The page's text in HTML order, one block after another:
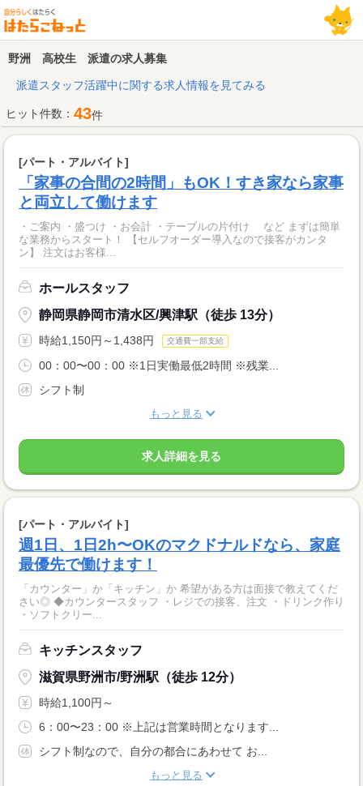
野洲 高校生 派遣の求人募集
派遣スタッフ活躍中に関する求人情報を見てみる
ヒット件数： 43件
[パート・アルバイト]
「家事の合間の2時間」もOK！すき家なら家事
と両立して働けます
・ご案内 ・盛つけ ・お会計 ・テーブルの片付け など まずは簡単
な業務からスタート！ 【セルフオーダー導入なので接客がカンタ
ン】 注文はお客様...
ホールスタッフ
静岡県静岡市清水区/興津駅（徒歩 13分）
時給1,150円～1,438円 交通費一部支給
00：00〜00：00 ※1日実働最低2時間 ※残業...
シフト制
もっと見る
求人詳細を見る
[パート・アルバイト]
週1日、1日2h〜OKのマクドナルドなら、家庭
最優先で働けます！
「カウンター」か「キッチン」か 希望がある方は面接で教えてくだ
さい◎ ◆カウンタースタッフ ・レジでの接客、注文 ・ドリンク作り
・ソフトクリー...
キッチンスタッフ
滋賀県野洲市/野洲駅（徒歩 12分）
時給1,100円～
6：00〜23：00 ※上記は営業時間となります...
シフト制なので、自分の都合にあわせて お...
もっと見る